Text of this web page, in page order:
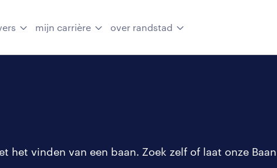
mijn carrière over randstad
het vinden van een baan. Zoek zelf of laat onze